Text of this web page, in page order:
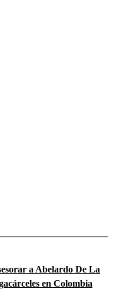
a Abelardo De La
en Colombia